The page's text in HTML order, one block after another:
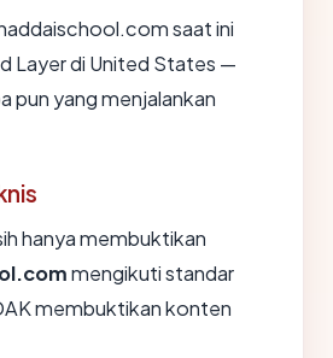
saat ini
Layer di United States —
pun yang menjalankan
hanya membuktikan
mengikuti standar
membuktikan konten